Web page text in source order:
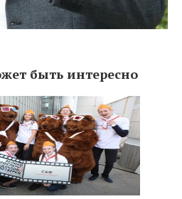
быть интересно